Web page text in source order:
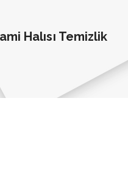
Halısı Temizlik